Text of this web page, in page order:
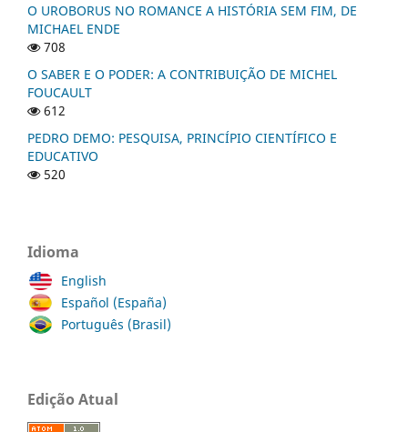
O UROBORUS NO ROMANCE A HISTÓRIA SEM FIM, DE
MICHAEL ENDE
708
O SABER E O PODER: A CONTRIBUIÇÃO DE MICHEL
FOUCAULT
612
PEDRO DEMO: PESQUISA, PRINCÍPIO CIENTÍFICO E
EDUCATIVO
520
Idioma
English
Español (España)
Português (Brasil)
Edição Atual